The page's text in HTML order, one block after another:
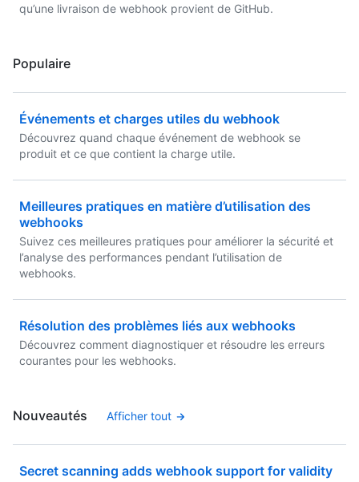
qu’une livraison de webhook provient de GitHub.
Populaire
Événements et charges utiles du webhook
Découvrez quand chaque événement de webhook se
produit et ce que contient la charge utile.
Meilleures pratiques en matière d’utilisation des
webhooks
Suivez ces meilleures pratiques pour améliorer la sécurité et
l’analyse des performances pendant l’utilisation de
webhooks.
Résolution des problèmes liés aux webhooks
Découvrez comment diagnostiquer et résoudre les erreurs
courantes pour les webhooks.
Nouveautés Afficher tout
Secret scanning adds webhook support for validity